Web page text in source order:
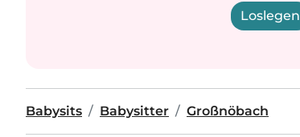
Loslegen
Babysits Babysitter Großnöbach